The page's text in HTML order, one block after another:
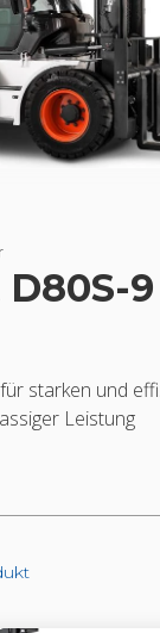
9
star­ken und
Leis­tung